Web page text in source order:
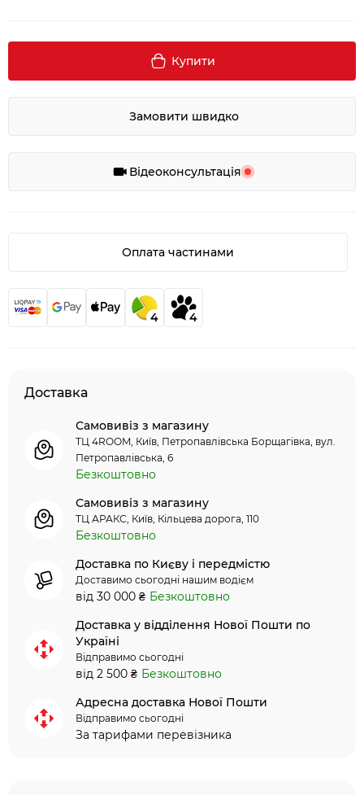
Купити
Замовити швидко
Відеоконсультація
Оплата частинами
4 4
Доставка
Самовивіз з магазину
ТЦ 4ROOM, Київ, Петропавлівська Борщагівка, вул.
Петропавлівська, 6
Безкоштовно
Самовивіз з магазину
ТЦ АРАКС, Київ, Кільцева дорога, 110
Безкоштовно
Доставка по Києву і передмістю
Доставимо сьогодні нашим водієм
від 30 000 ₴ Безкоштовно
Доставка у відділення Нової Пошти по
Україні
Відправимо сьогодні
від 2 500 ₴ Безкоштовно
Адресна доставка Нової Пошти
Відправимо сьогодні
За тарифами перевізника